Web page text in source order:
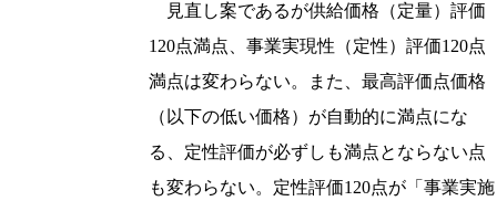
見直し案であるが供給価格（定量）評価
120点満点、事業実現性（定性）評価120点
満点は変わらない。また、最高評価点価格
（以下の低い価格）が自動的に満点にな
る、定性評価が必ずしも満点とならない点
も変わらない。定性評価120点が「事業実施